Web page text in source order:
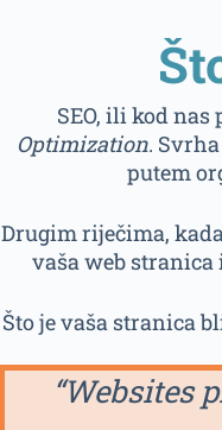
SEO, ili kod
Optimization.
putem
Drugim riječima,
vaša web
Što je vaša stranica
“Websites